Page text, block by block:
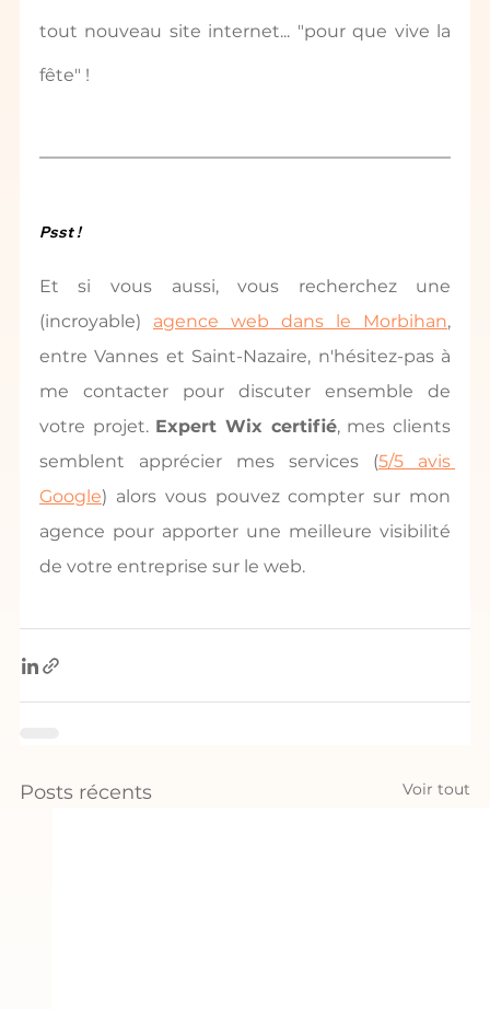
tout nouveau site internet... "pour que vive la
fête" !
Psst !
Et si vous aussi, vous recherchez une
(incroyable) agence web dans le Morbihan,
entre Vannes et Saint-Nazaire, n'hésitez-pas à
me contacter pour discuter ensemble de
votre projet. Expert Wix certifié, mes clients
semblent apprécier mes services (5/5 avis
Google) alors vous pouvez compter sur mon
agence pour apporter une meilleure visibilité
de votre entreprise sur le web.
Posts récents Voir tout